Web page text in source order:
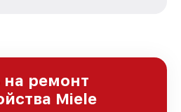
повышая
наших
ремонт
Miele